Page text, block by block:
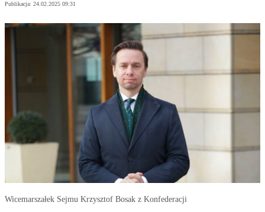
Publikacja: 24.02.2025 09:31
Wicemarszałek Sejmu Krzysztof Bosak z Konfederacji